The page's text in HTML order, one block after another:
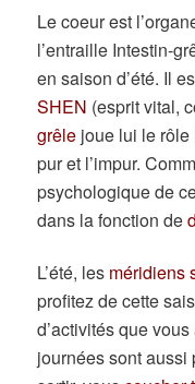
Le coeur est
l’entraille Intestin-
en saison d’été. Il
SHEN (esprit vital,
grêle joue lui le
pur et l’impur.
psychologique de
dans la fonction de
L’été, les méridiens
profitez de cette
d’activités que
journées sont